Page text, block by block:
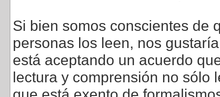
Si bien somos conscientes de
personas los leen, nos
está aceptando un acuerdo
lectura y comprensión no sólo